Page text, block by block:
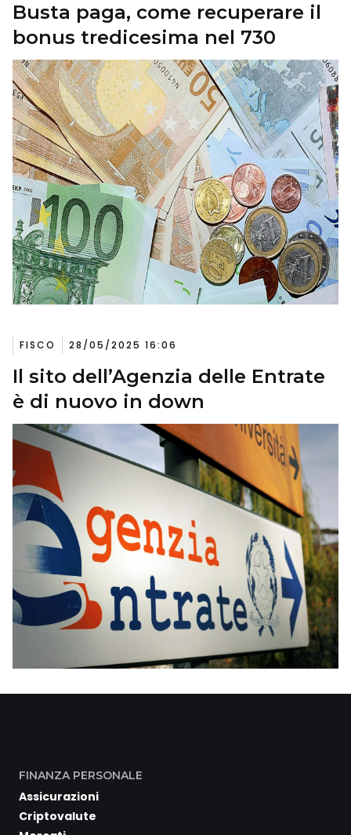
Busta paga, come recuperare il
bonus tredicesima nel 730
FISCO 28/05/2025 16:06
Il sito dell’Agenzia delle Entrate
è di nuovo in down
FINANZA PERSONALE
Assicurazioni
Criptovalute